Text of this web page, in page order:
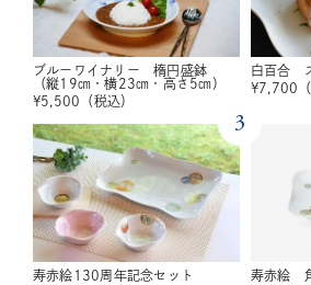
ブルーワイナリー 楕円盛鉢
（縦19㎝・横23㎝・高さ5㎝）
¥5,500 （税込）
白百合
¥7,700
3
寿赤絵130周年記念セット
寿赤絵